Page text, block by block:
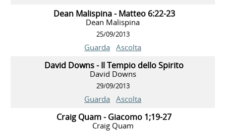
Dean Malispina - Matteo 6:22-23
Dean Malispina
25/09/2013
Guarda Ascolta
David Downs - Il Tempio dello Spirito
David Downs
29/09/2013
Guarda Ascolta
Craig Quam - Giacomo 1;19-27
Craig Quam